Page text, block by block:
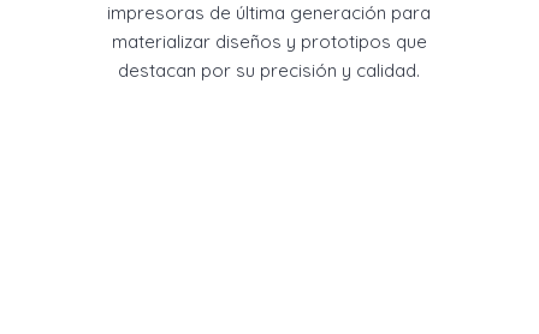
impresoras de última generación para
materializar diseños y prototipos que
destacan por su precisión y calidad.